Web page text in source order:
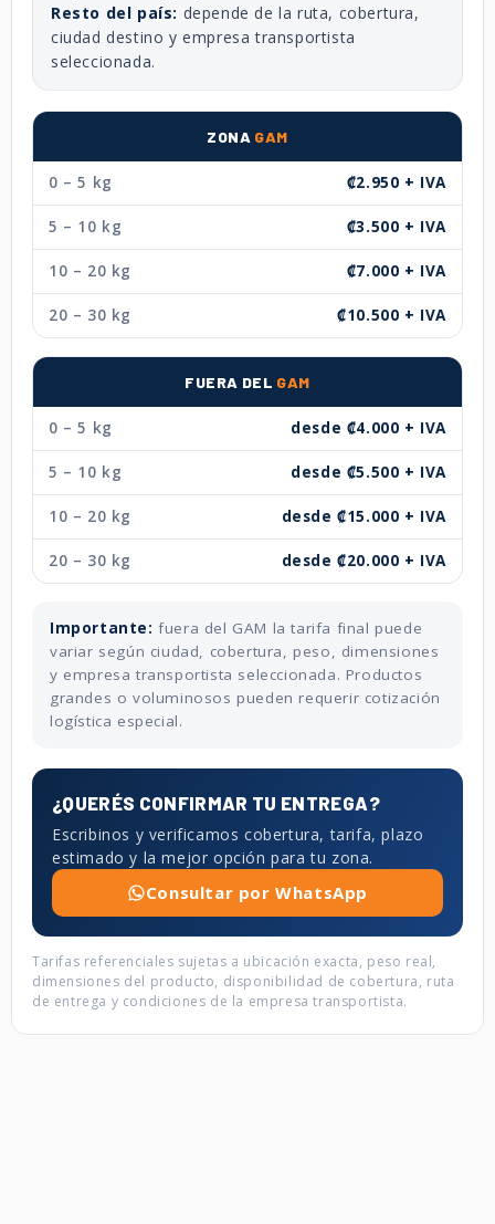
Resto del país: depende de la ruta, cobertura,
ciudad destino y empresa transportista
seleccionada.
ZONA GAM
0 – 5 kg ₡2.950 + IVA
5 – 10 kg ₡3.500 + IVA
10 – 20 kg ₡7.000 + IVA
20 – 30 kg ₡10.500 + IVA
FUERA DEL GAM
0 – 5 kg desde ₡4.000 + IVA
5 – 10 kg desde ₡5.500 + IVA
10 – 20 kg desde ₡15.000 + IVA
20 – 30 kg desde ₡20.000 + IVA
Importante: fuera del GAM la tarifa final puede
variar según ciudad, cobertura, peso, dimensiones
y empresa transportista seleccionada. Productos
grandes o voluminosos pueden requerir cotización
logística especial.
¿QUERÉS CONFIRMAR TU ENTREGA?
Escribinos y verificamos cobertura, tarifa, plazo
estimado y la mejor opción para tu zona.
Consultar por WhatsApp
Tarifas referenciales sujetas a ubicación exacta, peso real,
dimensiones del producto, disponibilidad de cobertura, ruta
de entrega y condiciones de la empresa transportista.